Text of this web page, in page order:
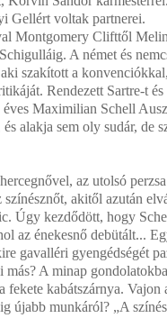
Gellért voltak partnerei.
Montgomery Clifttől
A német és
szakított a
Rendezett Sartre-t
Maximilian Schell
alakja sem oly sudár, de
az utolsó
akitől azután
Úgy kezdődött, hogy
az énekesnő debütált...
gavalléri gyengédségét
A minap
fekete kabátszárnya.
újabb munkáról? „A